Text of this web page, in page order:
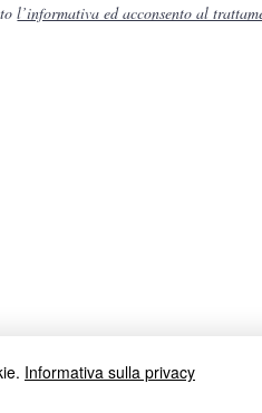
l’informativa ed acconsento al
Informativa sulla privacy